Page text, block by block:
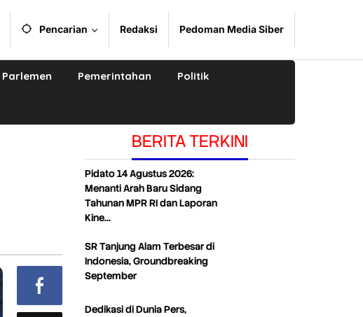
Pencarian Redaksi Pedoman Media Siber
Parlemen Pemerintahan Politik
BERITA TERKINI
Pidato 14 Agustus 2026:
Menanti Arah Baru Sidang
Tahunan MPR RI dan Laporan
Kine…
SR Tanjung Alam Terbesar di
Indonesia, Groundbreaking
September
Dedikasi di Dunia Pers,